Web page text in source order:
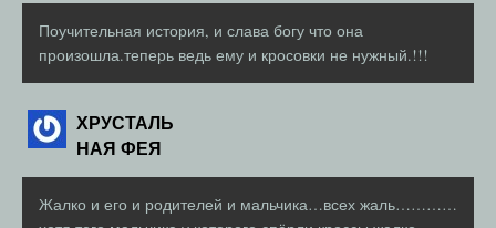
Поучительная история, и слава богу что она
произошла.теперь ведь ему и кросовки не нужный.!!!
ХРУСТАЛЬ
НАЯ ФЕЯ
Жалко и его и родителей и мальчика…всех жаль…………